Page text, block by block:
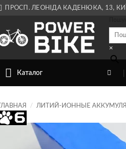
ПРОСП. ЛЕОНІДА КАДЕНЮКА, 13,
×
Каталог
ГЛАВНАЯ / ЛИТИЙ-ИОННЫЕ